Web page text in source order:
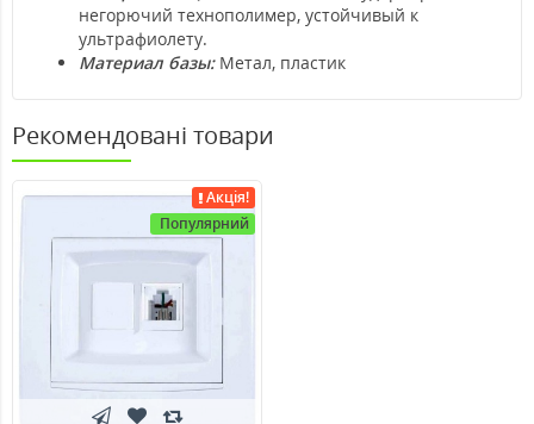
негорючий технополимер, устойчивый к
ультрафиолету.
Материал базы:Метал, пластик
Рекомендовані товари
Акція!
Популярний